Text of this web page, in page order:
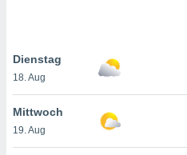
können
von
Dienstag
18. Aug
Mittwoch
19. Aug